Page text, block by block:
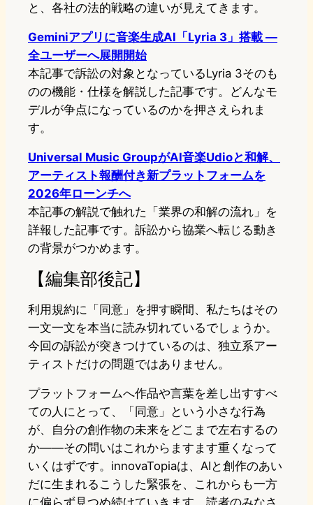
と、各社の法的戦略の違いが見えてきます。
Geminiアプリに音楽生成AI「Lyria 3」搭載 ―
全ユーザーへ展開開始
本記事で訴訟の対象となっているLyria 3そのも
のの機能・仕様を解説した記事です。どんなモ
デルが争点になっているのかを押さえられま
す。
Universal Music GroupがAI音楽Udioと和解、
アーティスト報酬付き新プラットフォームを
2026年ローンチへ
本記事の解説で触れた「業界の和解の流れ」を
詳報した記事です。訴訟から協業へ転じる動き
の背景がつかめます。
【編集部後記】
利用規約に「同意」を押す瞬間、私たちはその
一文一文を本当に読み切れているでしょうか。
今回の訴訟が突きつけているのは、独立系アー
ティストだけの問題ではありません。
プラットフォームへ作品や言葉を差し出すすべ
ての人にとって、「同意」という小さな行為
が、自分の創作物の未来をどこまで左右するの
か――その問いはこれからますます重くなって
いくはずです。innovaTopiaは、AIと創作のあい
だに生まれるこうした緊張を、これからも一方